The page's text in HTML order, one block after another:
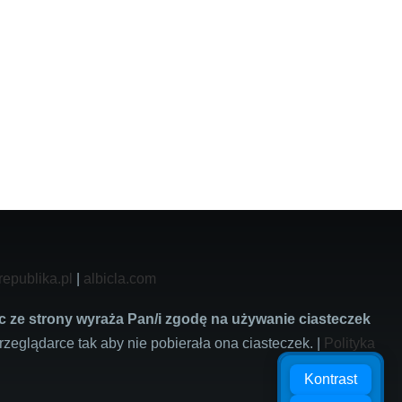
albicla.com
ze strony wyraża Pan/i zgodę na używanie ciasteczek
tak aby nie pobierała ona ciasteczek. |
Polityka
Kontrast